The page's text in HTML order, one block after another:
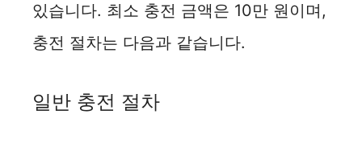
있습니다. 최소 충전 금액은 10만 원이며,
충전 절차는 다음과 같습니다.
일반 충전 절차